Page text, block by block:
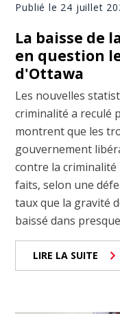
Publié le 24 juillet
La baisse de
en question
d'Ottawa
Les nouvelles
criminalité a reculé
montrent que les
gouvernement
contre la
faits, selon une
taux que la gravité
baissé dans presque
LIRE LA SUITE